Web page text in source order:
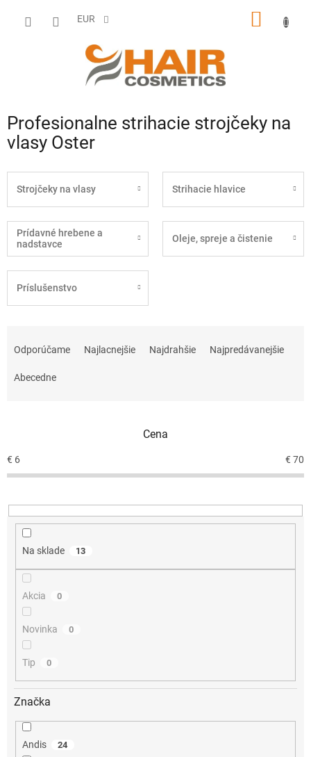
EUR
Profesionalne strihacie strojčeky na
vlasy Oster
Strojčeky na vlasy Strihacie hlavice
Prídavné hrebene a
nadstavce
Oleje, spreje a čistenie
Príslušenstvo
r
o
u
k
Odporúčame Najlacnejšie Najdrahšie Najpredávanejšie
Abecedne
Cena
€ 6 € 70
Na sklade 13
Akcia 0
Novinka 0
Tip 0
Značka
Andis 24